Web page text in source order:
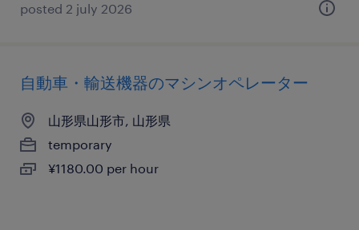
posted 2 july 2026
自動車・輸送機器のマシンオペレーター
山形県山形市, 山形県
temporary
¥1180.00 per hour